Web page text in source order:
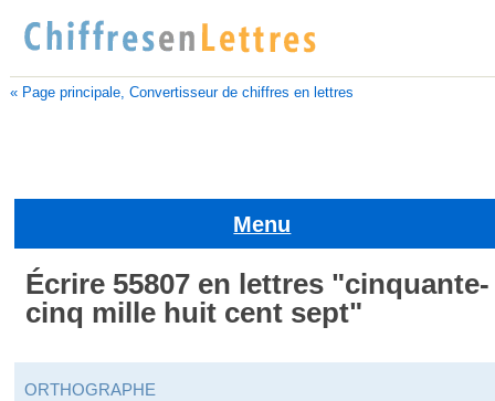
« Page principale, Convertisseur de chiffres en lettres
Menu
Écrire 55807 en lettres "cinquante-
cinq mille huit cent sept"
ORTHOGRAPHE